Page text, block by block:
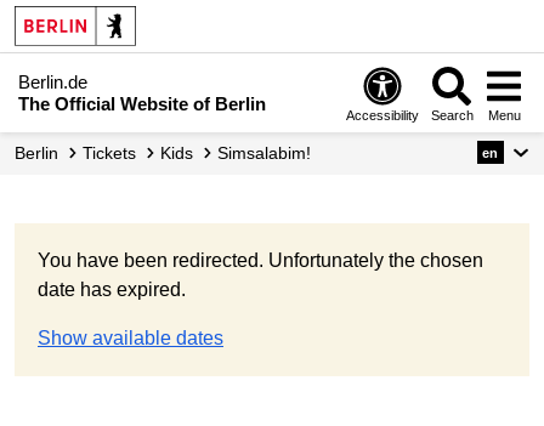
Berlin.de
The Official Website of Berlin
Accessibility Search Menu
Berlin Tickets Kids Simsalabim! en
You have been redirected. Unfortunately the chosen
date has expired.
Show available dates